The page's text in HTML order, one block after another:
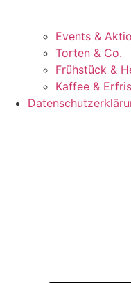
Events &
Torten & Co.
Frühstück &
Kaffee &